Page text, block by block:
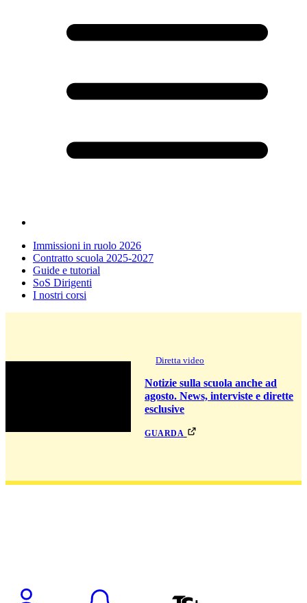
Immissioni in ruolo 2026
Contratto scuola 2025-2027
Guide e tutorial
SoS Dirigenti
I nostri corsi
Diretta video
Notizie sulla scuola anche ad
agosto. News, interviste e dirette
esclusive
guarda